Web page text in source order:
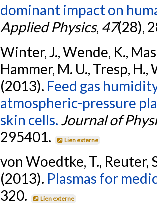
dominant impact on
Applied Physics, 47(28),
Winter, J., Wende, K.,
Hammer, M. U., Tresp,
(2013). Feed gas
atmospheric-pressure
skin cells. Journal of
295401.
Lien externe
von Woedtke, T., Reuter,
(2013). Plasmas for
320.
Lien externe